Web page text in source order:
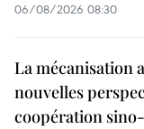
06/08/2026 08:30
La mécanisation
nouvelles
coopération